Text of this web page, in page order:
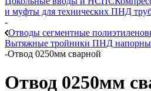
и муфты для технических ПНД
-
Отводы сегментные
Вытяжные тройники ПНД
-Отвод 0250мм сварной
Отвод 0250мм